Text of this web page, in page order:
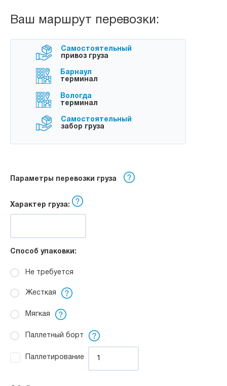
Ваш маршрут перевозки:
Самостоятельный
привоз груза
Барнаул
терминал
Вологда
терминал
Самостоятельный
забор груза
Параметры перевозки груза
Характер груза:
Способ упаковки:
Не требуется
Жесткая
Мягкая
Паллетный борт
Паллетирование